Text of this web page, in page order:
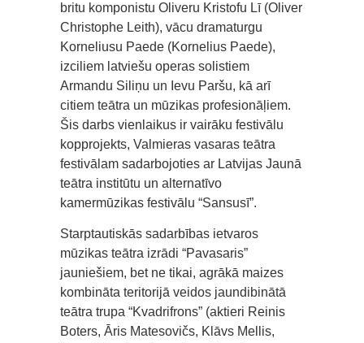
britu komponistu Oliveru Kristofu Lī (Oliver
Christophe Leith), vācu dramaturgu
Korneliusu Paede (Kornelius Paede),
izciliem latviešu operas solistiem
Armandu Siliņu un Ievu Paršu, kā arī
citiem teātra un mūzikas profesionāļiem.
Šis darbs vienlaikus ir vairāku festivālu
kopprojekts, Valmieras vasaras teātra
festivālam sadarbojoties ar Latvijas Jaunā
teātra institūtu un alternatīvo
kamermūzikas festivālu “Sansusī”.
Starptautiskās sadarbības ietvaros
mūzikas teātra izrādi “Pavasaris”
jauniešiem, bet ne tikai, agrākā maizes
kombināta teritorijā veidos jaundibinātā
teātra trupa “Kvadrifrons” (aktieri Reinis
Boters, Āris Matesovičs, Klāvs Mellis,